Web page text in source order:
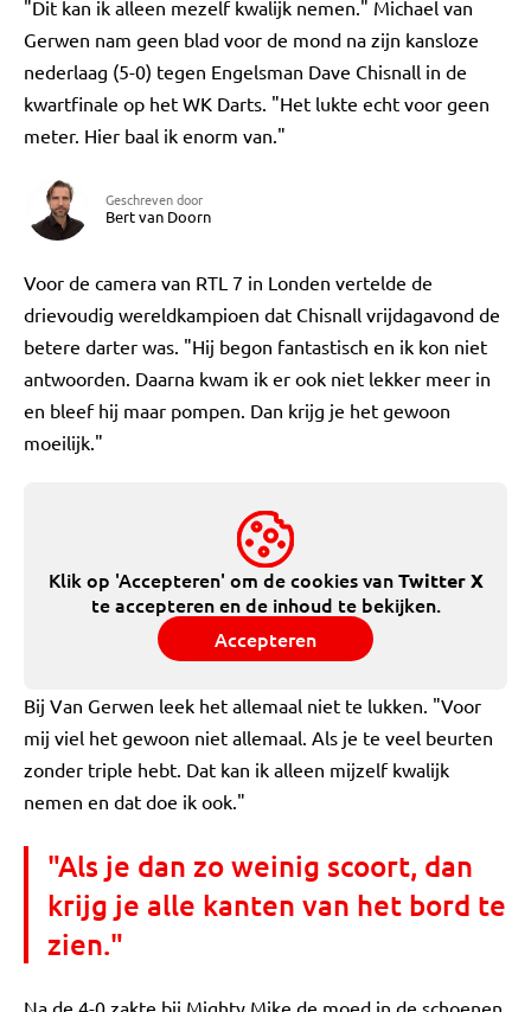
"Dit kan ik alleen mezelf kwalijk nemen." Michael van
Gerwen nam geen blad voor de mond na zijn kansloze
nederlaag (5-0) tegen Engelsman Dave Chisnall in de
kwartfinale op het WK Darts. "Het lukte echt voor geen
meter. Hier baal ik enorm van."
Geschreven door
Bert van Doorn
Voor de camera van RTL 7 in Londen vertelde de
drievoudig wereldkampioen dat Chisnall vrijdagavond de
betere darter was. "Hij begon fantastisch en ik kon niet
antwoorden. Daarna kwam ik er ook niet lekker meer in
en bleef hij maar pompen. Dan krijg je het gewoon
moeilijk."
Klik op 'Accepteren' om de cookies vanTwitter X
te accepteren en de inhoud te bekijken.
Accepteren
Bij Van Gerwen leek het allemaal niet te lukken. "Voor
mij viel het gewoon niet allemaal. Als je te veel beurten
zonder triple hebt. Dat kan ik alleen mijzelf kwalijk
nemen en dat doe ik ook."
"Als je dan zo weinig scoort, dan
krijg je alle kanten van het bord te
zien."
Na de 4-0 zakte bij Mighty Mike de moed in de schoenen.